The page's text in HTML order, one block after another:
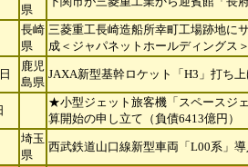
県
長崎
県
三菱重工長崎造船所幸町工場跡地に
成＜ジャパネットホールディングス
鹿児
島県
JAXA新型基幹ロケット「H3」打ち
★小型ジェット旅客機「スペースジ
算開始の申し立て（負債6413億円）
埼玉
県
西武鉄道山口線新型車両「L00系」